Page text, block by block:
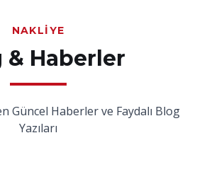
NAKLIYE
& Haberler
Güncel Haberler ve Faydalı Blog
Yazıları